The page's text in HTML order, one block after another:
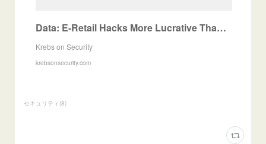
Data: E-Retail Hacks More Lucrative Than Ever — Krebs on Security
Krebs on Security
krebsonsecurity.com
セキュリティ (8)